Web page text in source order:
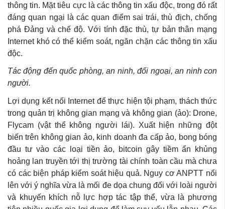
thông tin. Mặt tiêu cực là các thông tin xấu độc, trong đó rất
đáng quan ngại là các quan điểm sai trái, thù địch, chống
phá Đảng và chế độ. Với tính đặc thù, tự bản thân mạng
Internet khó có thể kiểm soát, ngăn chặn các thông tin xấu
độc.
Tác động đến quốc phòng, an ninh, đối ngoại, an ninh con
người.
Lợi dụng kết nối Internet để thực hiện tội phạm, thách thức
trong quản trị không gian mạng và không gian (ảo): Drone,
Flycam (vật thể không người lái). Xuất hiện những đột
biến trên không gian ảo, kinh doanh đa cấp ảo, bong bóng
đầu tư vào các loại tiền ảo, bitcoin gây tiềm ẩn khủng
hoảng lan truyền tới thị trường tài chính toàn cầu mà chưa
có các biện pháp kiểm soát hiệu quả. Nguy cơ ANPTT nổi
lên với ý nghĩa vừa là mối đe dọa chung đối với loài người
và khuyến khích nỗ lực hợp tác tập thể, vừa là phương